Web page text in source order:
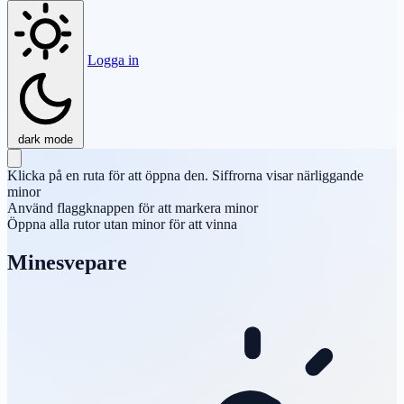
dark mode
Logga in
Klicka på en ruta för att öppna den. Siffrorna visar närliggande
minor
Använd flaggknappen för att markera minor
Öppna alla rutor utan minor för att vinna
Minesvepare